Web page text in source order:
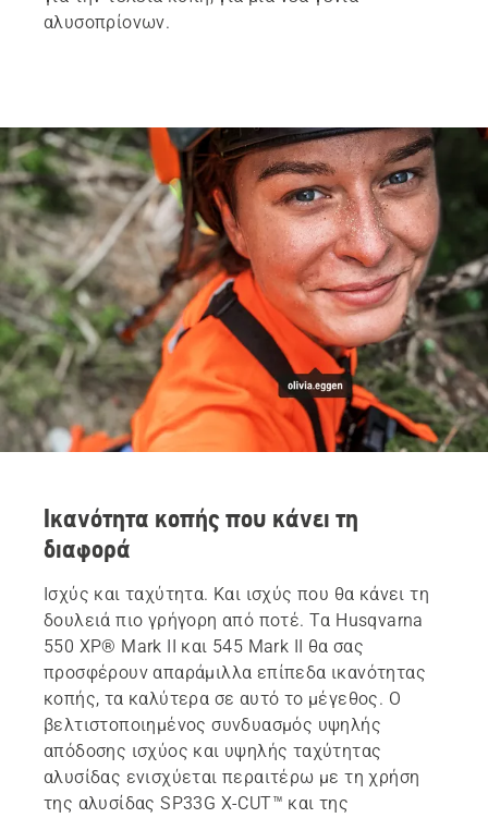
αλυσοπρίονων.
Ικανότητα κοπής που κάνει τη
διαφορά
Ισχύς και ταχύτητα. Και ισχύς που θα κάνει τη
δουλειά πιο γρήγορη από ποτέ. Τα Husqvarna
550 XP® Mark II και 545 Mark II θα σας
προσφέρουν απαράμιλλα επίπεδα ικανότητας
κοπής, τα καλύτερα σε αυτό το μέγεθος. Ο
βελτιστοποιημένος συνδυασμός υψηλής
απόδοσης ισχύος και υψηλής ταχύτητας
αλυσίδας ενισχύεται περαιτέρω με τη χρήση
της αλυσίδας SP33G X-CUT™ και της